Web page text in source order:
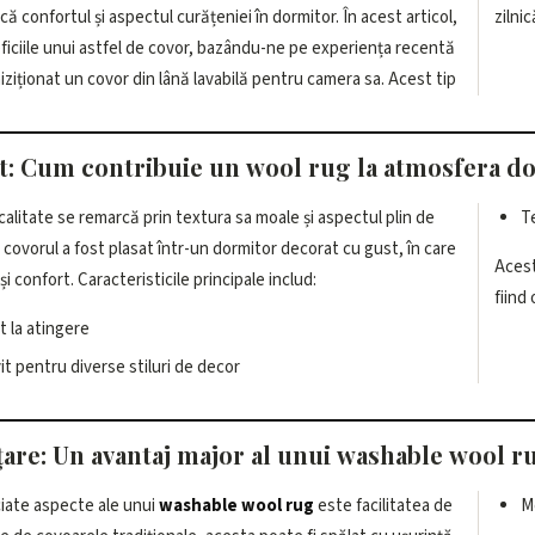
confortul și aspectul curățeniei în dormitor. În acest articol,
unui astfel de covor, bazându-ne pe experiența recentă
un covor din lână lavabilă pentru camera sa. Acest tip
Cum contribuie un wool rug la atmosfera
se remarcă prin textura sa moale și aspectul plin de
a fost plasat într-un dormitor decorat cu gust, în care
confort. Caracteristicile principale includ:
la atingere
pentru diverse stiluri de decor
fiind
Un avantaj major al unui washable wool
aspecte ale unuiwashable wool rugeste facilitatea de